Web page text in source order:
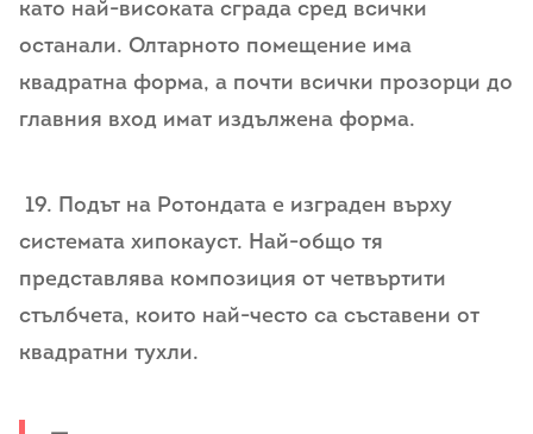
като най-високата сграда сред всички
останали. Олтарното помещение има
квадратна форма, а почти всички прозорци до
главния вход имат издължена форма.
19. Подът на Ротондата е изграден върху
системата хипокауст. Най-общо тя
представлява композиция от четвъртити
стълбчета, които най-често са съставени от
квадратни тухли.